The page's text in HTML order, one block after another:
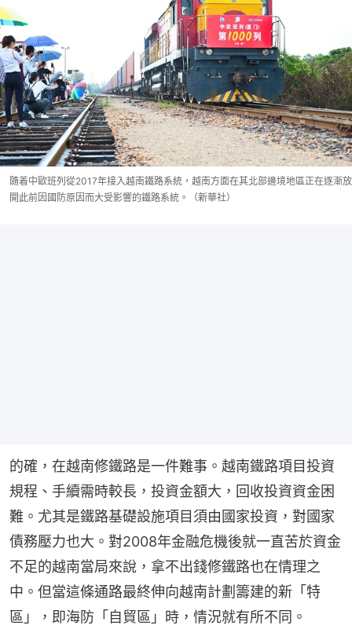
隨着中歐班列從2017年接入越南鐵路系統，越南方面在其北部邊境地區正在逐漸放
開此前因國防原因而大受影響的鐵路系統。（新華社）
的確，在越南修鐵路是一件難事。越南鐵路項目投資
規程、手續需時較長，投資金額大，回收投資資金困
難。尤其是鐵路基礎設施項目須由國家投資，對國家
債務壓力也大。對2008年金融危機後就一直苦於資金
不足的越南當局來說，拿不出錢修鐵路也在情理之
中。但當這條通路最終伸向越南計劃籌建的新「特
區」，即海防「自貿區」時，情況就有所不同。